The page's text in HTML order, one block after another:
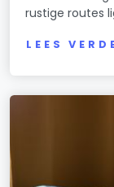
rustige routes
LEES